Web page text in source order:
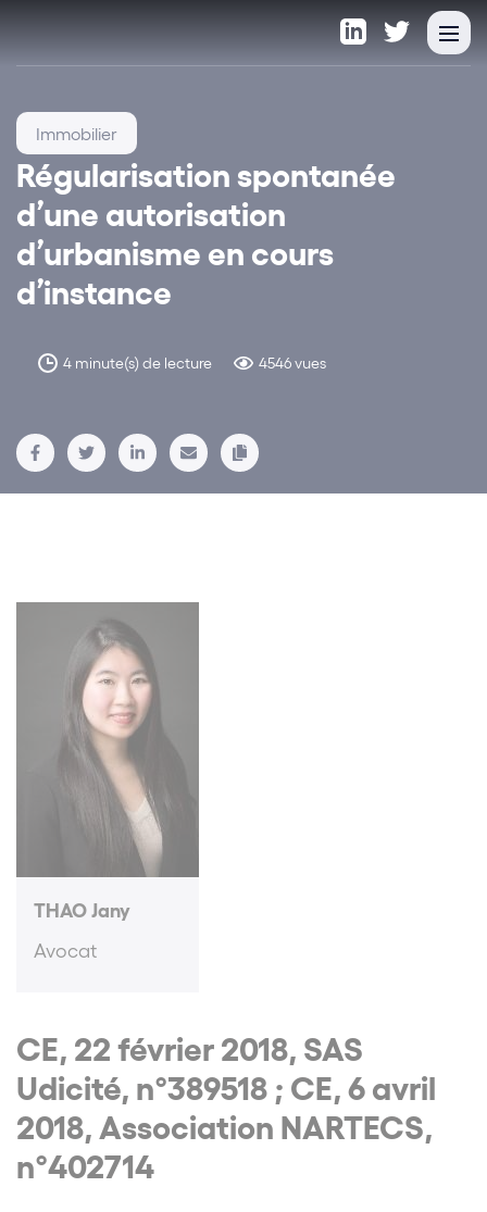
Régularisation spontanée
d’une autorisation
d’urbanisme en cours
d’instance
4 minute(s) de lecture 4546 vues
Immobilier
THAO Jany
Avocat
CE, 22 février 2018, SAS
Udicité, n°389518 ; CE, 6 avril
2018, Association NARTECS,
n°402714